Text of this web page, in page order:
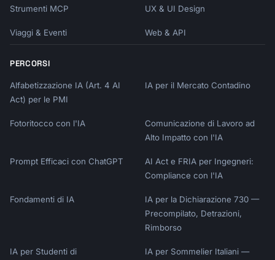
Strumenti MCP UX & UI Design
Viaggi & Eventi Web & API
PERCORSI
Alfabetizzazione IA (Art. 4 AI
Act) per le PMI
IA per il Mercato Contadino
Fotoritocco con l'IA
Comunicazione di Lavoro ad
Alto Impatto con l'IA
Prompt Efficaci con ChatGPT
AI Act e FRIA per Ingegneri:
Compliance con l'IA
Fondamenti di IA
IA per la Dichiarazione 730 —
Precompilato, Detrazioni,
Rimborso
IA per Studenti di
IA per Sommelier Italiani —